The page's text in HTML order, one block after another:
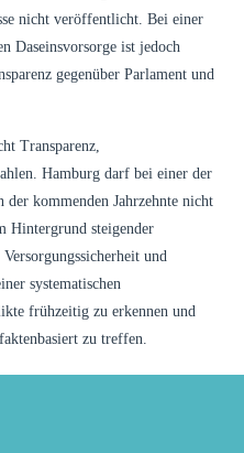
nicht veröffentlicht. Bei einer
Daseinsvorsorge ist jedoch
gegenüber Parlament und
Transparenz,
Hamburg darf bei einer der
kommenden Jahrzehnte nicht
Hintergrund steigender
und
systematischen
frühzeitig zu erkennen und
zu treffen.